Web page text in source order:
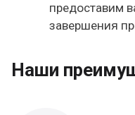
предоставим
завершения
Наши